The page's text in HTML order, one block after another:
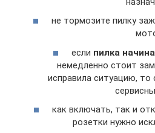
не тормозите пилку
если пилка
немедленно стоит
исправила ситуацию,
как включать, так и
розетки нужно